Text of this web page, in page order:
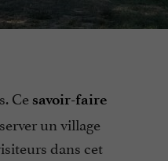
Ce savoir-faire
un village
dans cet